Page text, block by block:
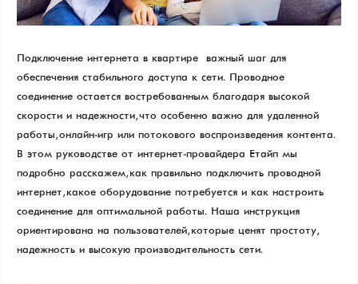
Подключение интернета в квартире – важный шаг для
обеспечения стабильного доступа к сети. Проводное
соединение остается востребованным благодаря высокой
скорости и надежности, что особенно важно для удаленной
работы, онлайн-игр или потокового воспроизведения контента.
В этом руководстве от интернет-провайдера Етайп мы
подробно расскажем, как правильно подключить проводной
интернет, какое оборудование потребуется и как настроить
соединение для оптимальной работы. Наша инструкция
ориентирована на пользователей, которые ценят простоту,
надежность и высокую производительность сети.